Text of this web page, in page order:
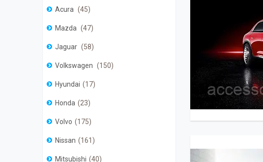
Acura 45
Mazda 47
Jaguar 58
Volkswagen 150
Hyundai 17
Honda 23
Volvo 175
Nissan 161
Mitsubishi 40